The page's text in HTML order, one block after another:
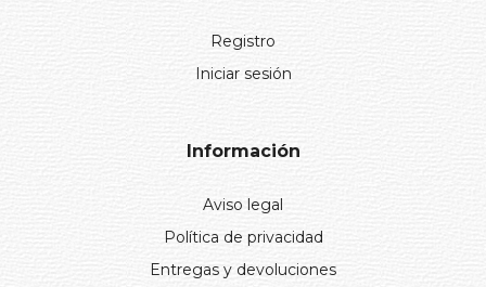
Registro
Iniciar sesión
Información
Aviso legal
Política de privacidad
Entregas y devoluciones